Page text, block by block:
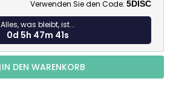
Verwenden Sie den Code: 5DISC
Alles, was bleibt, ist...
0d 5h 47m 39s
IN DEN WARENKORB